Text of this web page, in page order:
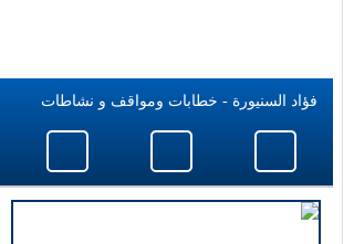
فؤاد السنيورة - خطابات ومواقف و نشاطات